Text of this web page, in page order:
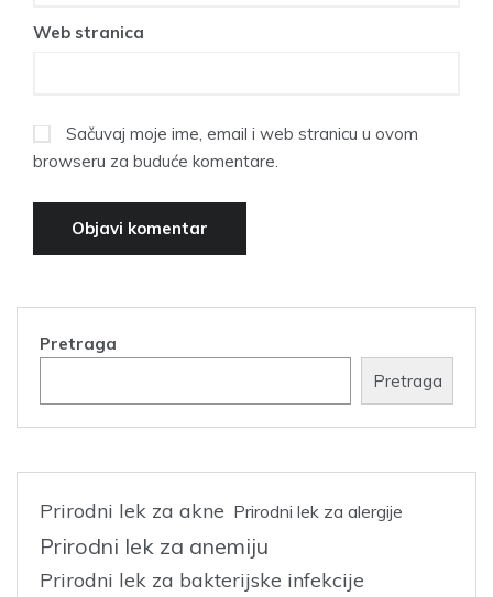
Web stranica
Sačuvaj moje ime, email i web stranicu u ovom
browseru za buduće komentare.
Pretraga
Pretraga
Prirodni lek za akne Prirodni lek za alergije
Prirodni lek za anemiju
Prirodni lek za bakterijske infekcije